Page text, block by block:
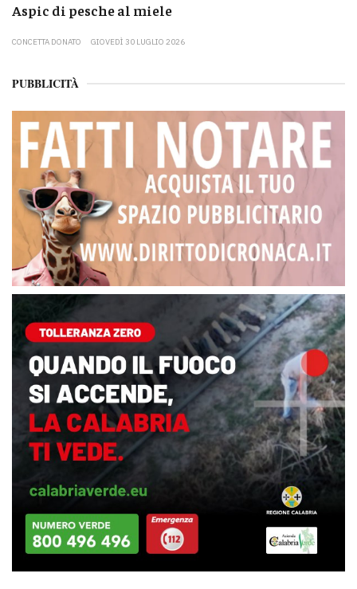
Aspic di pesche al miele
CONCETTA DONATO GIOVEDÌ 30 LUGLIO 2026
PUBBLICITÀ